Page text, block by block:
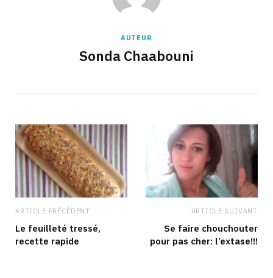
AUTEUR
Sonda Chaabouni
ARTICLE PRÉCÉDENT
Le feuilleté tressé,
recette rapide
ARTICLE SUIVANT
Se faire chouchouter
pour pas cher: l’extase!!!